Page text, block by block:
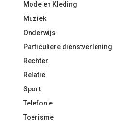
Mode en Kleding
Muziek
Onderwijs
Particuliere dienstverlening
Rechten
Relatie
Sport
Telefonie
Toerisme